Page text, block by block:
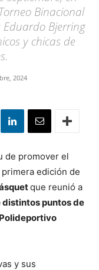
Binacional
Bjerring
y chicas de
2024
de promover el
edición de
que reunió a
distintos puntos de
y sus